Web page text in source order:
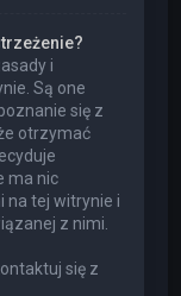
i
Są one
się z
otrzymać
ma nic
na tej witrynie i
z nimi.
się z